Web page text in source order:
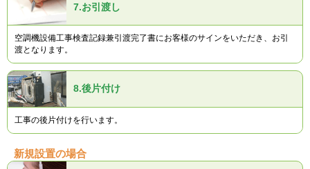
7.お引渡し
空調機設備工事検査記録兼引渡完了書にお客様のサインをいただき、お引
渡となります。
8.後片付け
工事の後片付けを行います。
新規設置の場合